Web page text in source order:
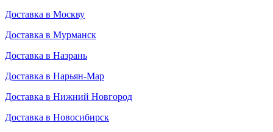
Доставка в Москву
Доставка в Мурманск
Доставка в Назрань
Доставка в Нарьян-Мар
Доставка в Нижний Новгород
Доставка в Новосибирск